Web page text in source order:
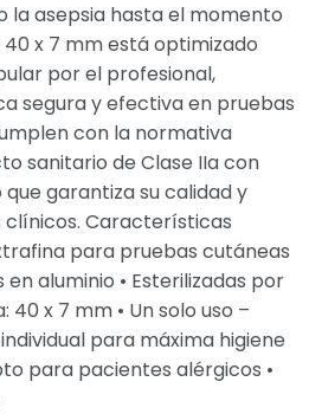
la asepsia hasta el momento
40 x 7 mm está optimizado
por el profesional,
segura y efectiva en pruebas
con la normativa
sanitario de Clase IIa con
garantiza su calidad y
Características
para pruebas cutáneas
aluminio • Esterilizadas por
40 x 7 mm • Un solo uso –
para máxima higiene
para pacientes alérgicos •